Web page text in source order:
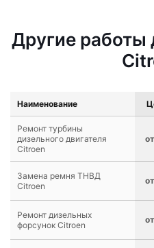
Другие работы
Наименование
Ремонт турбины
дизельного двигателя
Citroen
Замена ремня ТНВД
Citroen
Ремонт дизельных
форсунок Citroen